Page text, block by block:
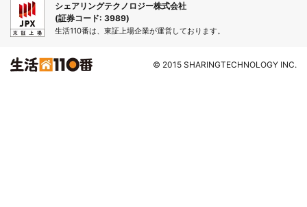
シェアリングテクノロジー株式会社
(証券コード: 3989)
生活110番は、東証上場企業が運営しております。
© 2015 SHARINGTECHNOLOGY INC.